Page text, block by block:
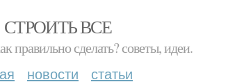
СТРОИТЬ ВСЕ
правильно сделать? советы, идеи.
новости статьи